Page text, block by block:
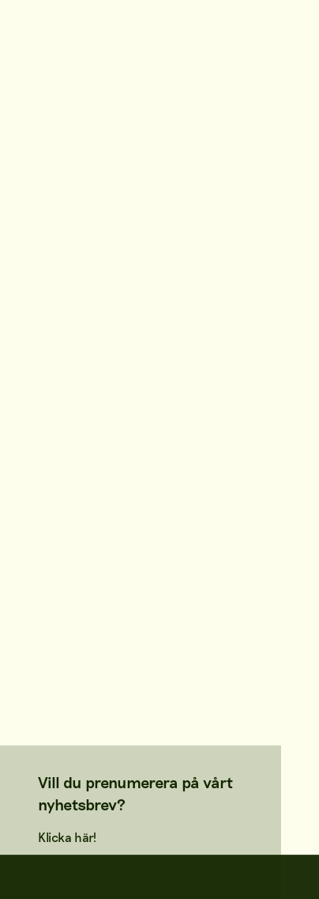
Vill du prenumerera på vårt
nyhetsbrev?
Klicka här!